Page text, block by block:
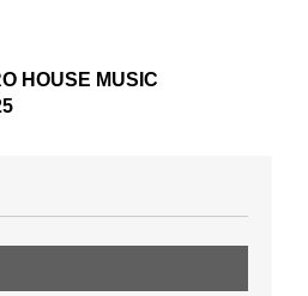
HOUSE MUSIC